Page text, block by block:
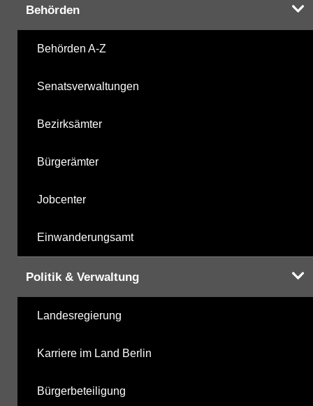
Behörden
Behörden A-Z
Senatsverwaltungen
Bezirksämter
Bürgerämter
Jobcenter
Einwanderungsamt
Politik & Verwaltung
Landesregierung
Karriere im Land Berlin
Bürgerbeteiligung